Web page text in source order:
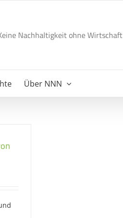
Nachhaltigkeit ohne Wirtschaft
Über NNN